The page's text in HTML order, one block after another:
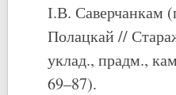
І.В. Саверчанкам
Полацкай //
уклад., прадм.,
69–87).